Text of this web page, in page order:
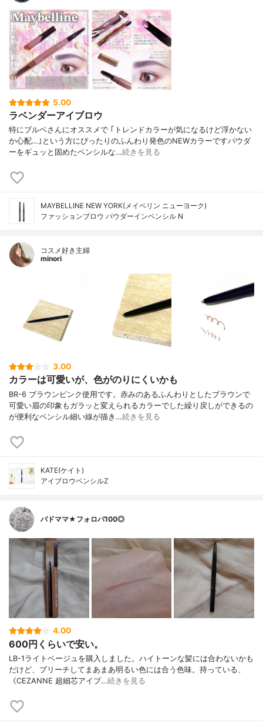
5.00
ラベンダーアイブロウ
特にブルベさんにオススメで ｢トレンドカラーが気になるけど浮かない
か心配…｣という方にぴったりのふんわり発色のNEWカラーですパウダ
ーをギュッと固めたペンシルな…続きを見る
MAYBELLINE NEW YORK(メイベリン ニューヨーク)
ファッションブロウ パウダーイン​ペンシル N
コスメ好き主婦
minori
3.00
カラーは可愛いが、色がのりにくいかも
BR-6 ブラウンピンク使用です。赤みのあるふんわりとしたブラウンで
可愛い眉の印象もガラッと変えられるカラーでした繰り戻しができるの
が便利なペンシル細い線が描き…続きを見る
KATE(ケイト)
アイブロウペンシルZ
バドママ★フォロバ100◎
4.00
600円くらいで安い。
LB-1ライトベージュを購入しました。ハイトーンな髪には合わないかも
だけど、ブリーチしてまあまあ明るい色には合う色味。持っている、
《CEZANNE 超細芯アイブ…続きを見る